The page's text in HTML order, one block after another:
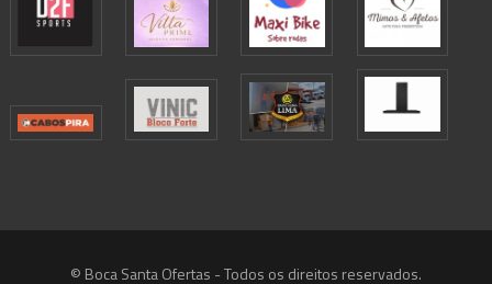
© Boca Santa Ofertas - Todos os direitos reservados.